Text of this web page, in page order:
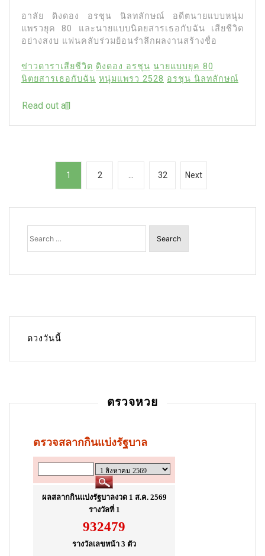
อาลัย ดิงดอง อรชุน นิลทลักษณ์ อดีตนายแบบหนุ่ม
แพรวยุค 80 และนายแบบนิตยสารเธอกับฉัน เสียชีวิต
อย่างสงบ แฟนคลับร่วมย้อนรำลึกผลงานสร้างชื่อ
ข่าวดาราเสียชีวิต ดิงดอง อรชุน นายแบบยุค 80
นิตยสารเธอกับฉัน หนุ่มแพรว 2528 อรชุน นิลทลักษณ์
Read out all
s
i
1 2 32 Next
Search
for:
ดวงวันนี้
ตรวจหวย